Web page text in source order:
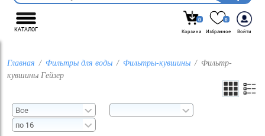
КАТАЛОГ
0
Корзина
0
Избранное
Войти
Главная Фильтры для воды Фильтры-кувшины
Фильтр-
кувшины Гейзер